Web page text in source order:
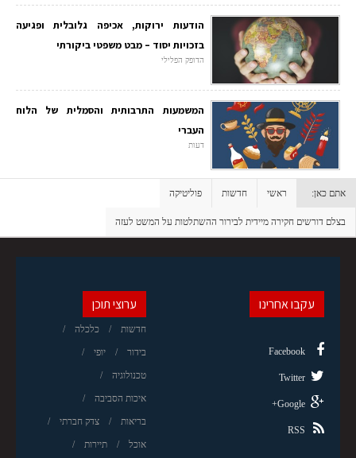
הודעות ירוקות, אכיפה גלובלית ופגיעה
בזכויות יסוד – מבט משפטי ביקורתי
הדופק הפלילי
המשמעות התרבותית והסמלית של הלוח
העברי
דעות
אתם כאן: ראשי חדשות פוליטיקה
בצלם דורשים חקירה מיידית לבירור ההשתלטות על המשט לעזה
ערוצי תוכן
חדשות כלכלה
בידור יופי
טכנולוגיה
איכות הסביבה
בריאות צדק חברתי
אוכל תיירות
עקבו אחרינו
Facebook
Twitter
Google+
RSS